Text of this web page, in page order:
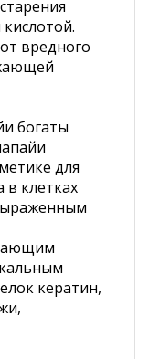
вредного
богаты
для
клетках
кератин,